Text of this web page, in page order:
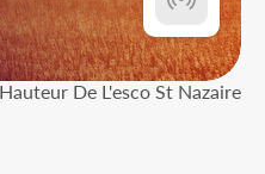
De L'esco St Nazaire